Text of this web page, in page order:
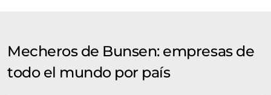
Mecheros de Bunsen: empresas de
todo el mundo por país